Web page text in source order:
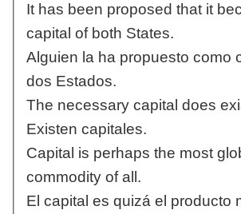
It has been proposed that it
capital of both States.
Alguien la ha propuesto como
dos Estados.
The necessary capital does
Existen capitales.
Capital is perhaps the most
commodity of all.
El capital es quizá el producto